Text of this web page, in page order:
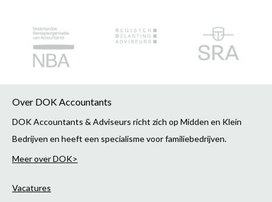
Over DOK Accountants
DOK Accountants & Adviseurs richt zich op Midden en Klein
Bedrijven en heeft een specialisme voor familiebedrijven.
Meer over DOK>
Vacatures